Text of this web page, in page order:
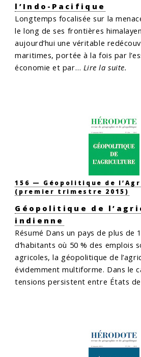
l’Indo-Pacifique
Longtemps focalisée sur la
le long de ses frontières
aujourd’hui une véritable
maritimes, portée à la fois par
économie et par… Lire la suite.
156 — Géopolitique de
(premier trimestre 2015)
Géopolitique de
indienne
Résumé Dans un pays de plus de
d’habitants où 50 % des emplois
agricoles, la géopolitique de
évidemment multiforme. Dans le
tensions persistent entre États